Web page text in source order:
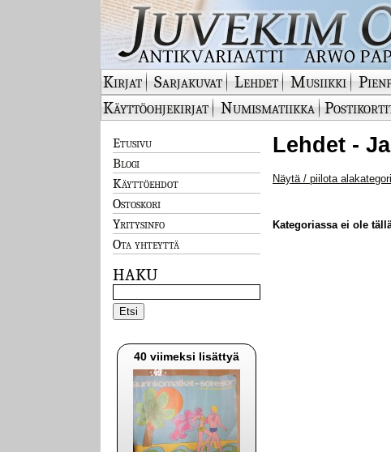
Kirjat Sarjakuvat Lehdet Musiikki
Käyttöohjekirjat
Numismatiikka
Etusivu
Blogi
Käyttöehdot
Ostoskori
Yritysinfo
Ota yhteyttä
HAKU
40 viimeksi lisättyä
Lehdet -
Näytä / piilota
Kategoriassa ei ole